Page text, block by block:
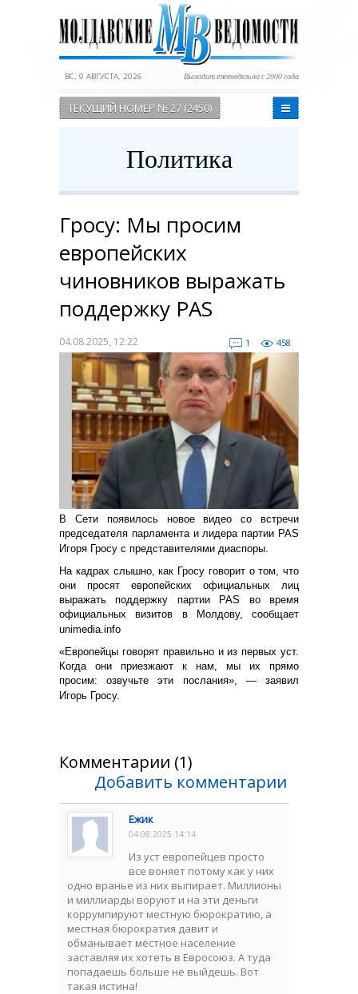
ВС, 9 АВГУСТА, 2026 Выходит еженедельно с 2000 года
ТЕКУЩИЙ НОМЕР № 27 (2450)
Политика
Гросу: Мы просим
европейских
чиновников выражать
поддержку PAS
04.08.2025, 12:22 1 458
В Сети появилось новое видео со встречи
председателя парламента и лидера партии PAS
Игоря Гросу с представителями диаспоры.
На кадрах слышно, как Гросу говорит о том, что
они просят европейских официальных лиц
выражать поддержку партии PAS во время
официальных визитов в Молдову, сообщает
unimedia.info
«Европейцы говорят правильно и из первых уст.
Когда они приезжают к нам, мы их прямо
просим: озвучьте эти послания», — заявил
Игорь Гросу.
Комментарии (1)
Добавить комментарии
Ежик
04.08.2025 14:14
Из уст европейцев просто
все воняет потому как у них
одно вранье из них выпирает. Миллионы
и миллиарды воруют и на эти деньги
коррумпируют местную бюрократию, а
местная бюрократия давит и
обманывает местное население
заставляя их хотеть в Евросоюз. А туда
попадаешь больше не выйдешь. Вот
такая истина!